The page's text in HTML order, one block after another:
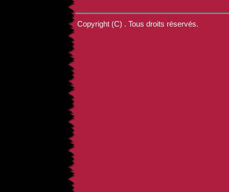
Copyright (C) . Tous droits réservés.